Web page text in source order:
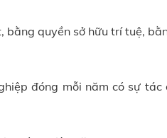
quyền sở hữu trí tuệ,
đóng mỗi năm có sự tác